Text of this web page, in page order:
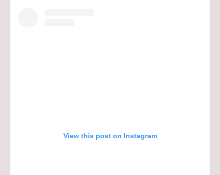
View this post on Instagram